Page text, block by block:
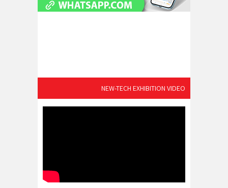
NEW-TECH EXHIBITION VIDEO